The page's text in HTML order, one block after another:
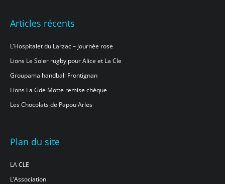
Articles récents
L’Hospitalet du Larzac – journée rose
Lions Le Soler rugby pour Alice et La Cle
Groupama handball Frontignan
Lions La Gde Motte remise chèque
Les Chocolats de Papou Arles
Plan du site
LA CLE
L’Association